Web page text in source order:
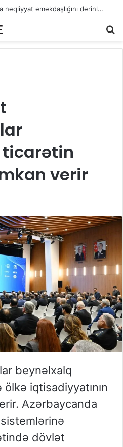
Səfir: Azərbaycan Omanla nəqliyyat əməkdaşlığını dərinləşdirməyə hazırdır
verir
beynəlxalq
iqtisadiyyatının
Azərbaycanda
dövlət